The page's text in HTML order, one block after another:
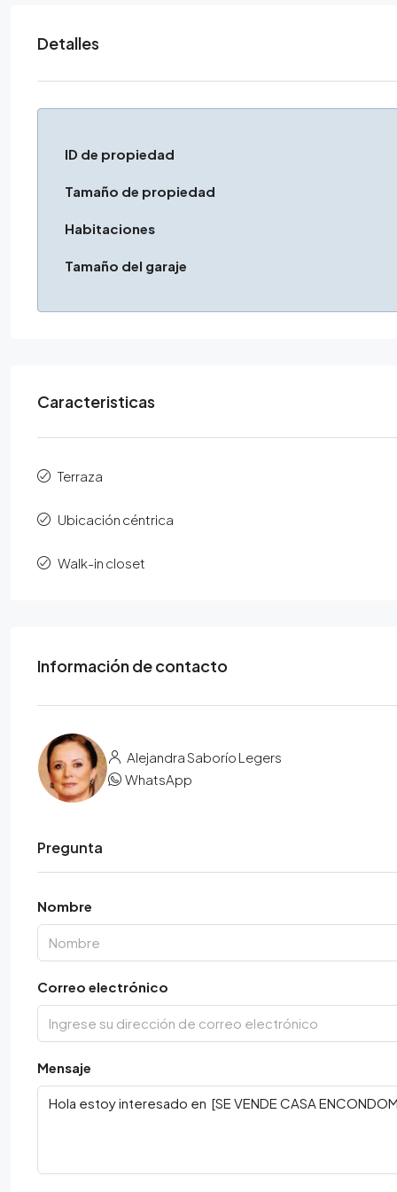
Detalles
ID de propiedad
Tamaño de propiedad
Habitaciones
Tamaño del garaje
Caracteristicas
Terraza
Ubicación céntrica
Walk-in closet
Información de contacto
Alejandra Saborío Legers
WhatsApp
Pregunta
Nombre
Correo electrónico
Mensaje